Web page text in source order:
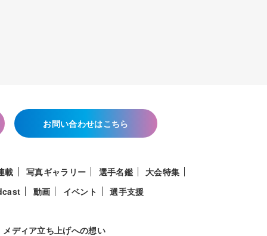
お問い合わせはこちら
載 写真ギャラリー 選手名鑑
大会特集
動画 イベント 選手支援
メディア立ち上げへの想い